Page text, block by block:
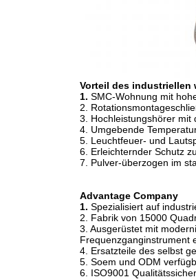
Vorteil des industriellen
1. SMC-Wohnung mit
2.
3. Hochleistungshörer mit
4. Umgebende
5. Leuchtfeuer- und
6. Erleichternder Schutz
7. Pulver-überzogen im
Advantage Company
1. Spezialisiert auf
2. Fabrik von 15000
3. Ausgerüstet mit
Frequenzganginstrument
4. Ersatzteile des selbst
5. Soem und ODM
6. ISO9001